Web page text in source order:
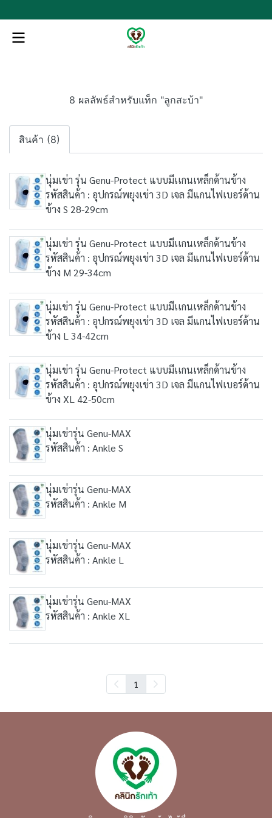
8 ผลลัพธ์สำหรับแท็ก "ลูกสะบ้า"
สินค้า (8)
นุ่มเข่า รุ่น Genu-Protect แบบมีเเกนเหล็กด้านข้าง
รหัสสินค้า : อุปกรณ์พยุงเข่า 3D เจล มีแกนไฟเบอร์ด้าน
ข้าง S 28-29cm
นุ่มเข่า รุ่น Genu-Protect แบบมีเเกนเหล็กด้านข้าง
รหัสสินค้า : อุปกรณ์พยุงเข่า 3D เจล มีแกนไฟเบอร์ด้าน
ข้าง M 29-34cm
นุ่มเข่า รุ่น Genu-Protect แบบมีเเกนเหล็กด้านข้าง
รหัสสินค้า : อุปกรณ์พยุงเข่า 3D เจล มีแกนไฟเบอร์ด้าน
ข้าง L 34-42cm
นุ่มเข่า รุ่น Genu-Protect แบบมีเเกนเหล็กด้านข้าง
รหัสสินค้า : อุปกรณ์พยุงเข่า 3D เจล มีแกนไฟเบอร์ด้าน
ข้าง XL 42-50cm
นุ่มเข่ารุ่น Genu-MAX
รหัสสินค้า : Ankle S
นุ่มเข่ารุ่น Genu-MAX
รหัสสินค้า : Ankle M
นุ่มเข่ารุ่น Genu-MAX
รหัสสินค้า : Ankle L
นุ่มเข่ารุ่น Genu-MAX
รหัสสินค้า : Ankle XL
1